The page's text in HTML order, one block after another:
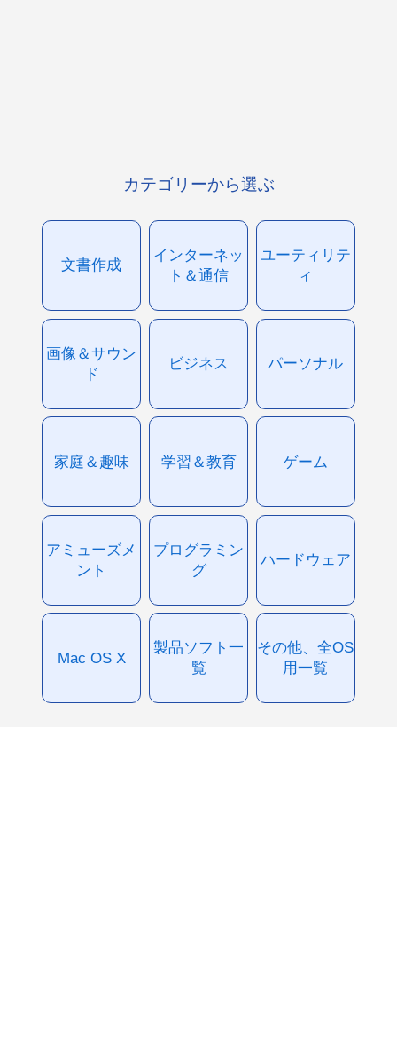
カテゴリーから選ぶ
文書作成
インターネッ
ト＆通信
ユーティリテ
ィ
画像＆サウン
ド
ビジネス パーソナル
家庭＆趣味 学習＆教育 ゲーム
アミューズメ
ント
プログラミン
グ
ハードウェア
Mac OS X
製品ソフト一
覧
その他、全OS
用一覧